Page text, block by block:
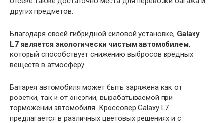
других предметов.
Благодаря своей гибридной силовой установке, Galaxy
L7 является экологически чистым автомобилем,
который способствует снижению выбросов вредных
веществ в атмосферу.
Батарея автомобиля может быть заряжена как от
розетки, так и от энергии, вырабатываемой при
торможении автомобиля. Кроссовер Galaxy L7
предлагается в различных цветовых решениях и с